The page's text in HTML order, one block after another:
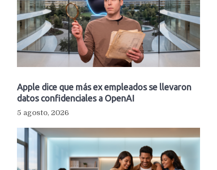
Apple dice que más ex empleados se llevaron
datos confidenciales a OpenAI
5 agosto, 2026